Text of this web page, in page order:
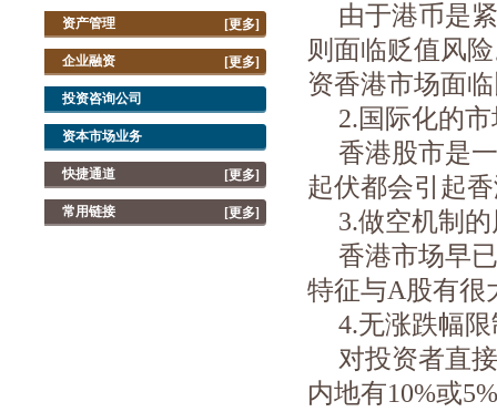
[更多]
资产管理
[更多]
企业融资
投资咨询公司
资本市场业务
[更多]
快捷通道
[更多]
常用链接
由于港币是
则面临贬值风
资香港市场面
2.国际化的
香港股市是
起伏都会引起
3.做空机制
香港市场早
特征与A股有很
4.无涨跌幅
对投资者直
内地有10%或5%